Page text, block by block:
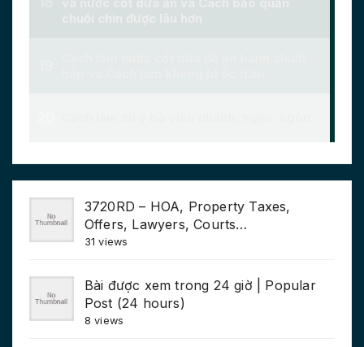
3720RD – HOA, Property Taxes,
Offers, Lawyers, Courts…
31 views
Bài được xem trong 24 giờ | Popular
Post (24 hours)
8 views